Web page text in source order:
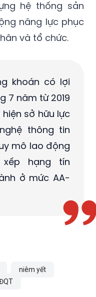
tập trung ứng
vào hoạt động
hệ thống sản
năng lực phục
và tổ chức.
khoán có lợi
7 năm từ 2019
sở hữu lực
thông tin
mô lao động
hạng tín
ở mức AA-